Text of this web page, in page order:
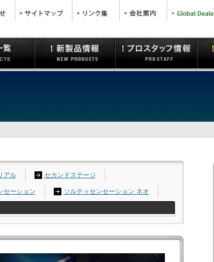
アル セカンドステージ
セーション ソルティセンセーション ネオ